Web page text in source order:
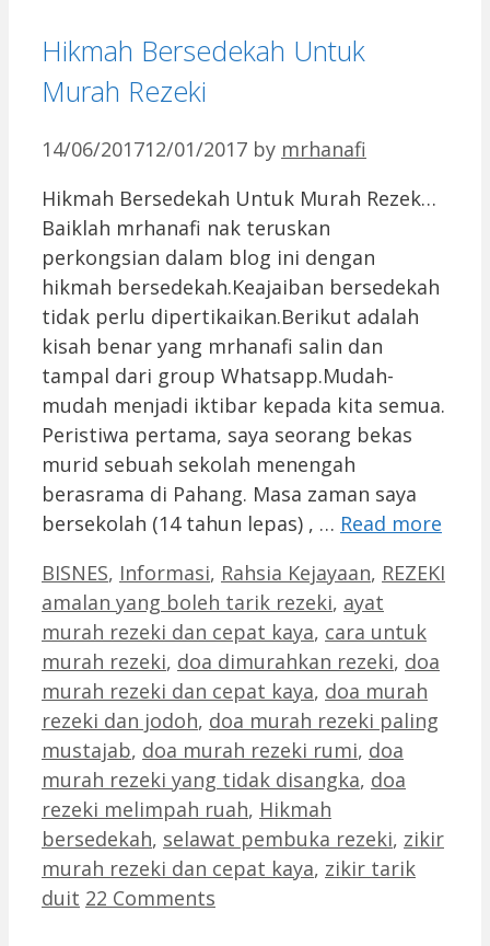
Hikmah Bersedekah Untuk
Murah Rezeki
14/06/201712/01/2017 by mrhanafi
Hikmah Bersedekah Untuk Murah Rezek…
Baiklah mrhanafi nak teruskan
perkongsian dalam blog ini dengan
hikmah bersedekah.Keajaiban bersedekah
tidak perlu dipertikaikan.Berikut adalah
kisah benar yang mrhanafi salin dan
tampal dari group Whatsapp.Mudah-
mudah menjadi iktibar kepada kita semua.
Peristiwa pertama, saya seorang bekas
murid sebuah sekolah menengah
berasrama di Pahang. Masa zaman saya
bersekolah (14 tahun lepas) , … Read more
Categories
BISNES, Informasi, Rahsia Kejayaan, REZEKI
Tags
amalan yang boleh tarik rezeki, ayat
murah rezeki dan cepat kaya, cara untuk
murah rezeki, doa dimurahkan rezeki, doa
murah rezeki dan cepat kaya, doa murah
rezeki dan jodoh, doa murah rezeki paling
mustajab, doa murah rezeki rumi, doa
murah rezeki yang tidak disangka, doa
rezeki melimpah ruah, Hikmah
bersedekah, selawat pembuka rezeki, zikir
murah rezeki dan cepat kaya, zikir tarik
duit 22 Comments